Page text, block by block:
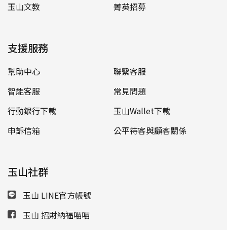
玉山文教
菁英招募
支援服務
幫助中心
聯繫客服
智能客服
常見問題
行動銀行下載
玉山Wallet下載
申訴信箱
公平待客與顧客關係
玉山社群
玉山 LINE官方帳號
玉山 招財納福喵喵